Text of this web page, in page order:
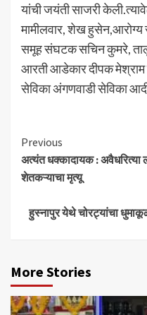
यांची जयंती साजरी
मामीलवार, शेख
समूह संघटक सचिन कुमरे,
आरती आडेकार दीपक
सेविका अंगणवाडी सेविका
Continue
Reading
Previous
अत्यंत धक्कादायक : अवैधरित्या
शेतकऱ्याचा मृत्यू
हुस्नापुर येथे चोरट्यांचा
More Stories